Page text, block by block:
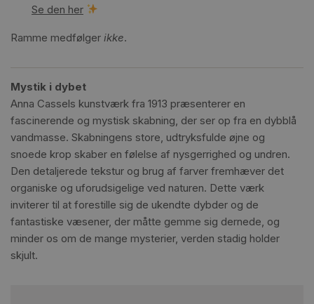
Se den her
Ramme medfølger ikke.
Mystik i dybet
Anna Cassels kunstværk fra 1913 præsenterer en
fascinerende og mystisk skabning, der ser op fra en dybblå
vandmasse. Skabningens store, udtryksfulde øjne og
snoede krop skaber en følelse af nysgerrighed og undren.
Den detaljerede tekstur og brug af farver fremhæver det
organiske og uforudsigelige ved naturen. Dette værk
inviterer til at forestille sig de ukendte dybder og de
fantastiske væsener, der måtte gemme sig dernede, og
minder os om de mange mysterier, verden stadig holder
skjult.